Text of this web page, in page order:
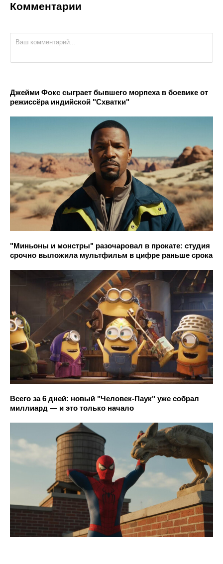
Комментарии
Джейми Фокс сыграет бывшего морпеха в боевике от
режиссёра индийской "Схватки"
"Миньоны и монстры" разочаровал в прокате: студия
срочно выложила мультфильм в цифре раньше срока
Всего за 6 дней: новый "Человек-Паук" уже собрал
миллиард — и это только начало